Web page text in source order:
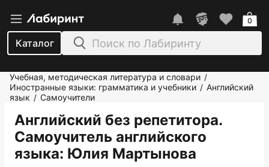
Каталог
0
Учебная, методическая литература и словари /
Иностранные языки: грамматика и учебники / Английский
язык / Самоучители
Английский без репетитора.
Самоучитель английского
языка: Юлия Мартынова